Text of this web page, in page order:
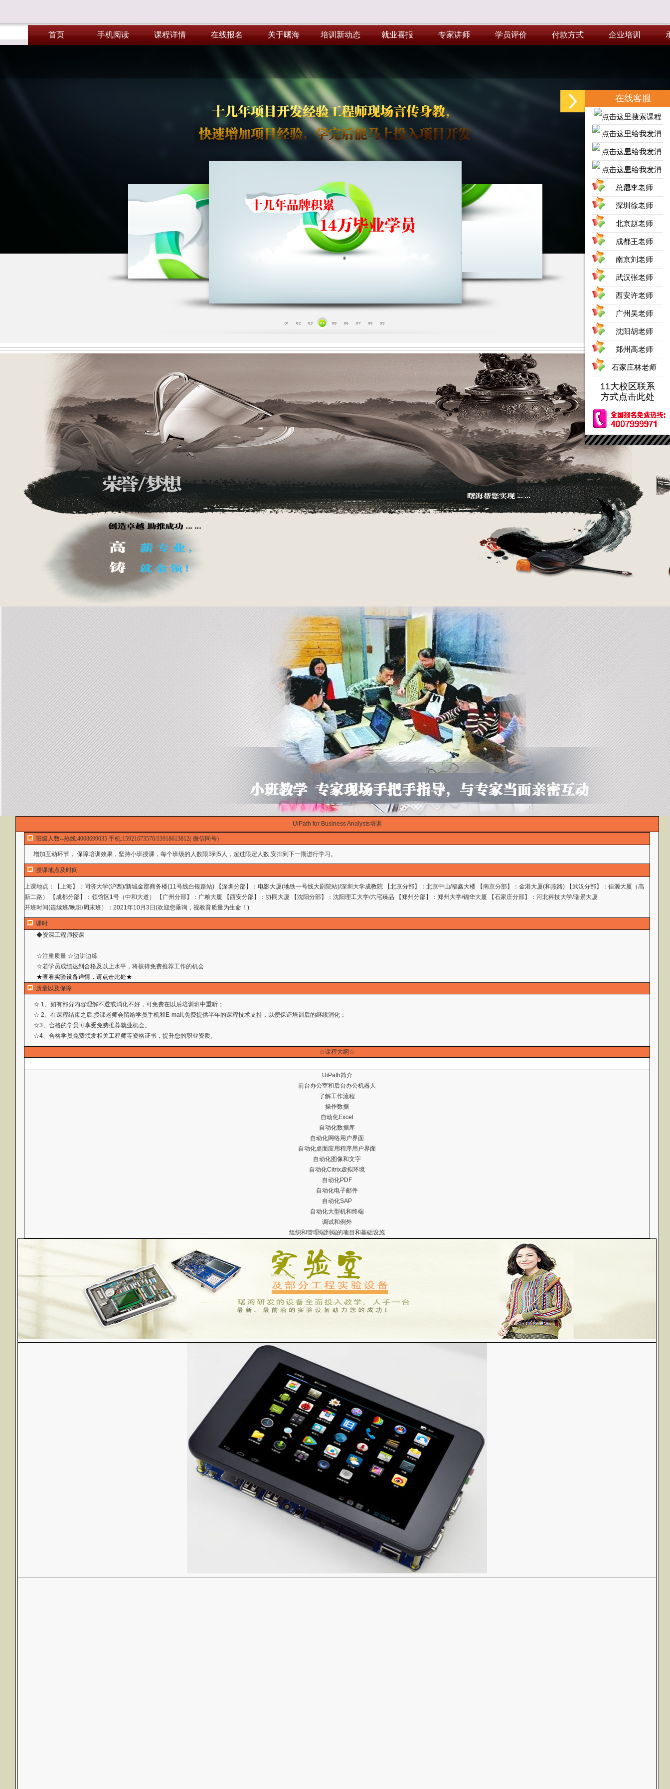
首页 手机阅读 课程详情 在线报名 关于曙海 培训新动态 就业喜报 专家讲师 学员评价 付款方式 企业培训
UiPath for Business Analysts培训
班级人数--热线:4008699035 手机:15921673576/13918613812( 微信同号)
增加互动环节， 保障培训效果，坚持小班授课，每个班级的人数限3到5人，超过限定人数,安排到下一期进行学习。
授课地点及时间
上课地点：
【上海】：同济大学(沪西)/新城金郡商务楼(11号线白银路站) 【深圳分部】：电影大厦(地铁一号线大剧院站)/深圳大学成教院 【北京分部】：北京中山/福鑫大楼 【南京分部】：金港大厦(和燕路) 【武汉分部】：佳源大厦（高
新二路） 【成都分部】：领馆区1号（中和大道） 【广州分部】：广粮大厦 【西安分部】：协同大厦 【沈阳分部】：沈阳理工大学/六宅臻品 【郑州分部】：郑州大学/锦华大厦 【石家庄分部】：河北科技大学/瑞景大厦
开班时间(连续班/晚班/周末班）：2021年10月3日(欢迎您垂询，视教育质量为生命！)
课时
◆资深工程师授课
☆注重质量 ☆边讲边练
☆若学员成绩达到合格及以上水平，将获得免费推荐工作的机会
★查看实验设备详情，请点击此处★
质量以及保障
☆ 1、如有部分内容理解不透或消化不好，可免费在以后培训班中重听；
☆ 2、在课程结束之后,授课老师会留给学员手机和E-mail,免费提供半年的课程技术支持，以便保证培训后的继续消化；
☆3、合格的学员可享受免费推荐就业机会。
☆4、合格学员免费颁发相关工程师等资格证书，提升您的职业资质。
☆课程大纲 ☆
UiPath简介
前台办公室和后台办公机器人
了解工作流程
操作数据
自动化Excel
自动化数据库
自动化网络用户界面
自动化桌面应用程序用户界面
自动化图像和文字
自动化Citrix虚拟环境
自动化PDF
自动化电子邮件
自动化SAP
自动化大型机和终端
调试和例外
组织和管理端到端的项目和基础设施
在线客服
总部李老师
深圳徐老师
北京赵老师
成都王老师
南京刘老师
武汉张老师
西安许老师
广州吴老师
沈阳胡老师
郑州高老师
石家庄林老师
11大校区联系
方式点击此处